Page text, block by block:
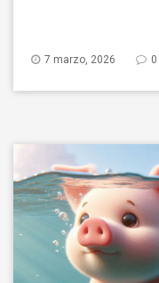
7 marzo, 2026